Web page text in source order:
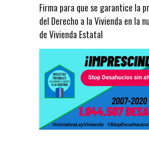
Firma para que se garantice la
del Derecho a la Vivienda en la
de Vivienda Estatal